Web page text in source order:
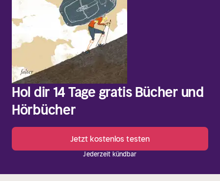
Hol dir 14 Tage gratis Bücher und
Hörbücher
Jetzt kostenlos testen
Jederzeit kündbar